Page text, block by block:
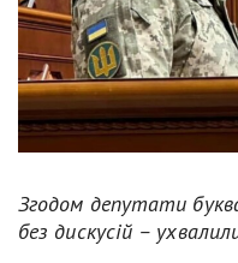
Згодом депутати
без дискусій –